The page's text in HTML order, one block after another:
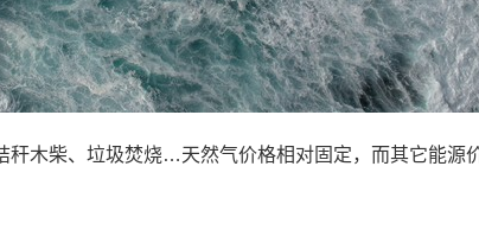
秆木柴、垃圾焚烧…天然气价格相对固定，而其它能源